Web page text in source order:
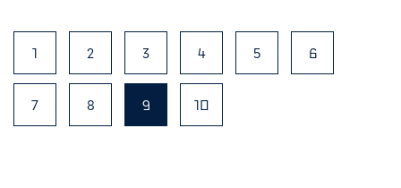
1 2 3 4 5 6
7 8 9 10